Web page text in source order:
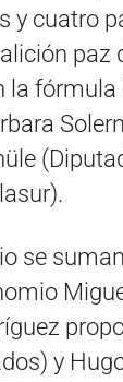
y cuatro
paz
la
se
y